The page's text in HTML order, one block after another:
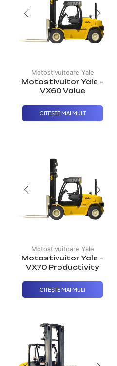
Motostivuitoare Yale
Motostivuitor Yale –
VX60 Value
CITEȘTE MAI MULT
Motostivuitoare Yale
Motostivuitor Yale –
VX70 Productivity
CITEȘTE MAI MULT